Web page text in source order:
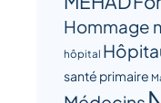
Hommage
hôpital
santé primaire